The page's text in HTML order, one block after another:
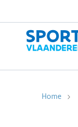
Home